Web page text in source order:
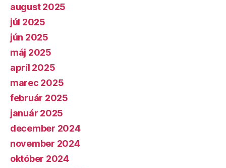
august 2025
júl 2025
jún 2025
máj 2025
apríl 2025
marec 2025
február 2025
január 2025
december 2024
november 2024
október 2024